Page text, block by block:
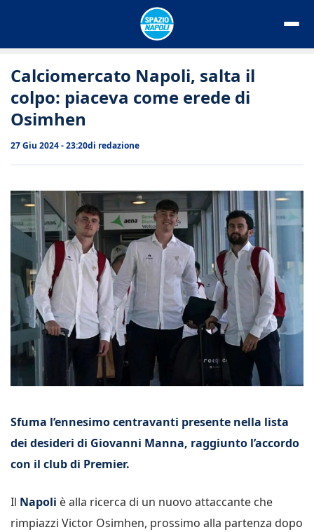
Calciomercato Napoli, salta il
colpo: piaceva come erede di
Osimhen
27 Giu 2024 - 23:20di redazione
Sfuma l’ennesimo centravanti presente nella lista
dei desideri di Giovanni Manna, raggiunto l’accordo
con il club di Premier.
Il Napoli è alla ricerca di un nuovo attaccante che
rimpiazzi Victor Osimhen, prossimo alla partenza dopo